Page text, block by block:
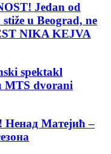
Jedan od
u Beograd, ne
NIKA KEJVA
spektakl
MTS dvorani
Матејић –